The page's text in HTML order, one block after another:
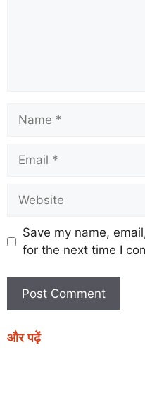
Save my name,
for the next time I
और पढ़ें